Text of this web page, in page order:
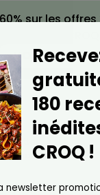
sur les
VOIR LA
Recettes
Au Air Fryer
180
CROQ !
newsletter